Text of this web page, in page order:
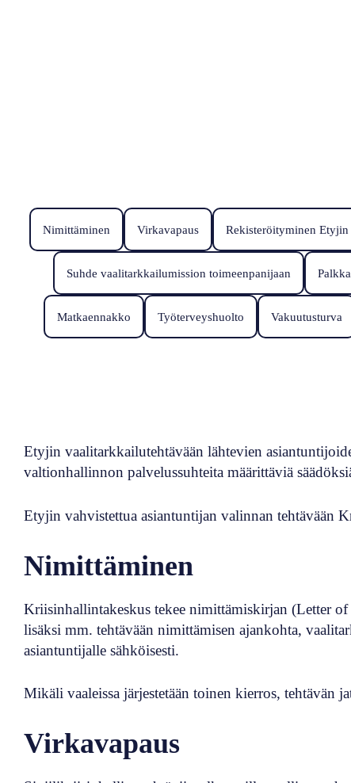
Nimittäminen Virkavapaus Rekisteröityminen Etyjin
Suhde vaalitarkkailumission toimeenpanijaan
Matkaennakko Työterveyshuolto Vakuutusturva
Etyjin vaalitarkkailutehtävään lähtevien
valtionhallinnon palvelussuhteita määrittäviä
Etyjin vahvistettua asiantuntijan valinnan tehtävään
Nimittäminen
Kriisinhallintakeskus tekee nimittämiskirjan (Letter
lisäksi mm. tehtävään nimittämisen ajankohta,
asiantuntijalle sähköisesti.
Mikäli vaaleissa järjestetään toinen kierros, tehtävän
Virkavapaus